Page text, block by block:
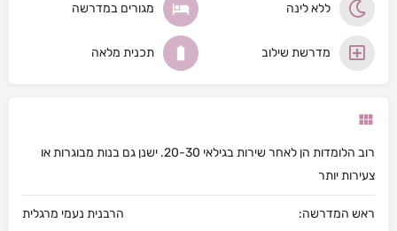
ללא לינה מגורים במדרשה
מדרשת שילוב תכנית מלאה
רוב הלומדות הן לאחר שירות בגילאי 20-30. ישנן גם בנות מבוגרות או
צעירות יותר
ראש המדרשה: הרבנית נעמי מרגלית